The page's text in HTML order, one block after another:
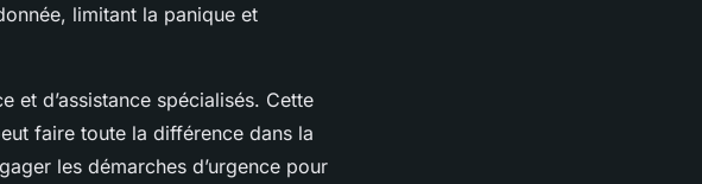
limitant la panique et
et d’assistance spécialisés. Cette
faire toute la différence dans la
les démarches d’urgence pour